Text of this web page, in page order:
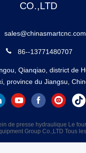
CO.,LTD
sales@chinasmartcnc.com
86--13771480707
Qianqiao, district de
province du Jiangsu,
de presse hydraulique Le
Group Co.,LTD Tous